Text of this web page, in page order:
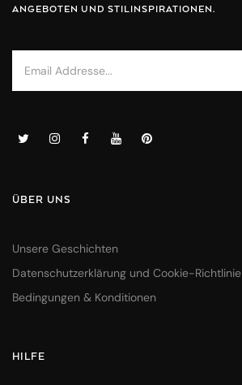
ANGEBOTEN UND STILINSPIRATIONEN.
ÜBER UNS
Unsere Geschichten
Datenschutzerklärung und Cookie-Richtlinie
Bedingungen & Konditionen
HILFE